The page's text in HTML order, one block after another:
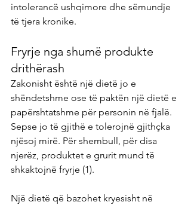
intolerancë ushqimore dhe sëmundje
të tjera kronike.
Fryrje nga shumë produkte
drithërash
Zakonisht është një dietë jo e
shëndetshme ose të paktën një dietë e
papërshtatshme për personin në fjalë.
Sepse jo të gjithë e tolerojnë gjithçka
njësoj mirë. Për shembull, për disa
njerëz, produktet e grurit mund të
shkaktojnë fryrje (1).
Një dietë që bazohet kryesisht në